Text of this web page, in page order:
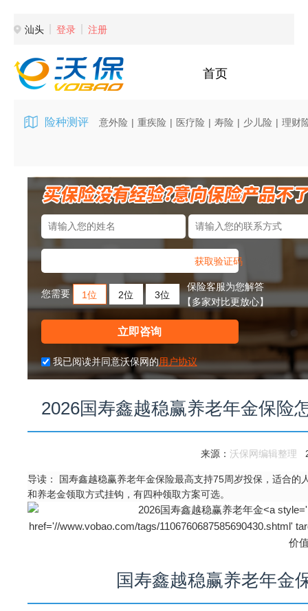
汕头 登录 注册
首页
险种测评 意外险 | 重疾险 | 医疗险 | 寿险 | 少儿险 | 理财
获取验证码
您需要 1位 2位 3位
保险客服为您解答
【多家对比更放心】
立即咨询
我已阅读并同意沃保网的用户协议
2026国寿鑫越稳赢养老年金保险
来源： 沃保网编辑整理
导读：
国寿鑫越稳赢养老年金保险最高支持75周岁投保，适合
和养老金领取方式挂钩，有四种领取方案可选。
国寿鑫越稳赢养老年金